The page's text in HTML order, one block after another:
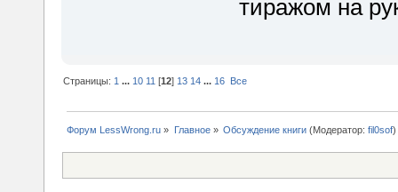
тиражом на
Страницы: 1 ... 10 11 [12] 13 14 ... 16 Все
Форум LessWrong.ru » Главное» Обсуждение книги(Модератор: fil0sof)